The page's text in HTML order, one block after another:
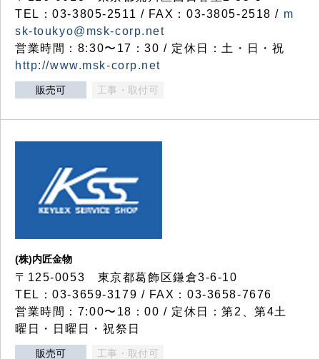
TEL：03-3805-2511 / FAX：03-3805-2518 / m
sk-toukyo@msk-corp.net
営業時間：8:30〜17：30 / 定休日：土・日・祝
http://www.msk-corp.net
販売可 工事・取付可
(株)内匠金物
〒125-0053 東京都葛飾区鎌倉3-6-10
TEL：03-3659-3179 / FAX：03-3658-7676
営業時間：7:00〜18：00 / 定休日：第2、第4土
曜日・日曜日・祝祭日
販売可 工事・取付可